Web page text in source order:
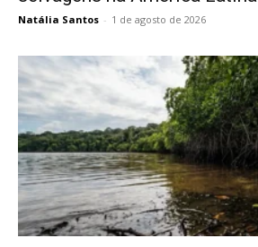
Natália Santos - 1 de agosto de 2026